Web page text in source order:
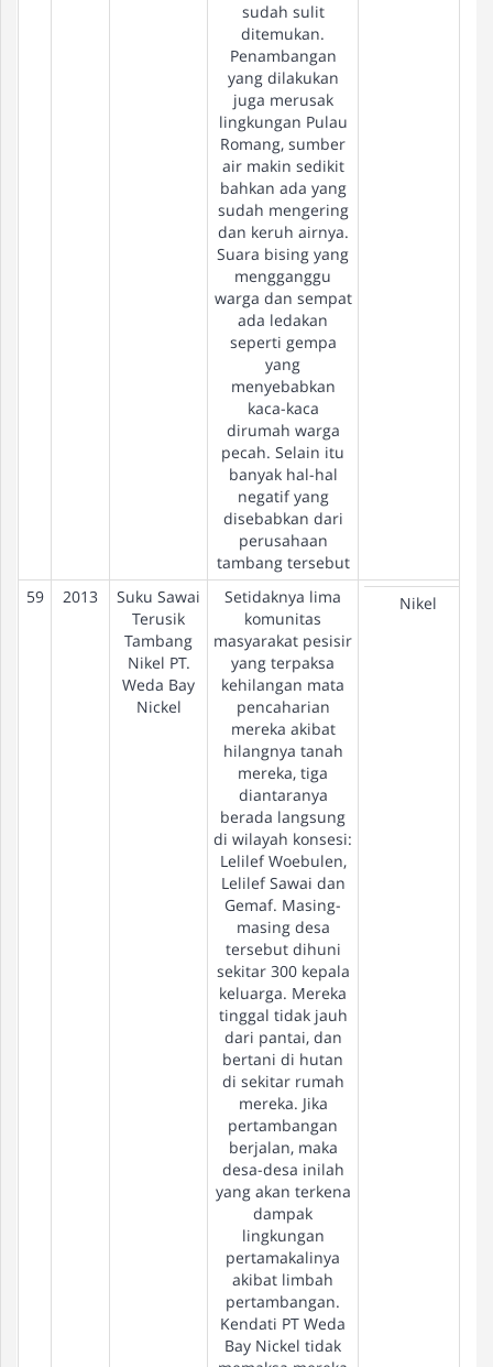
sudah sulit
ditemukan.
Penambangan
yang dilakukan
juga merusak
lingkungan Pulau
Romang, sumber
air makin sedikit
bahkan ada yang
sudah mengering
dan keruh airnya.
Suara bising yang
mengganggu
warga dan sempat
ada ledakan
seperti gempa
yang
menyebabkan
kaca-kaca
dirumah warga
pecah. Selain itu
banyak hal-hal
negatif yang
disebabkan dari
perusahaan
tambang tersebut
59
2013
Suku Sawai
Terusik
Tambang
Nikel PT.
Weda Bay
Nickel
Setidaknya lima
komunitas
masyarakat pesisir
yang terpaksa
kehilangan mata
pencaharian
mereka akibat
hilangnya tanah
mereka, tiga
diantaranya
berada langsung
di wilayah konsesi:
Lelilef Woebulen,
Lelilef Sawai dan
Gemaf. Masing-
masing desa
tersebut dihuni
sekitar 300 kepala
keluarga. Mereka
tinggal tidak jauh
dari pantai, dan
bertani di hutan
di sekitar rumah
mereka. Jika
pertambangan
berjalan, maka
desa-desa inilah
yang akan terkena
dampak
lingkungan
pertamakalinya
akibat limbah
pertambangan.
Kendati PT Weda
Bay Nickel tidak
Nikel